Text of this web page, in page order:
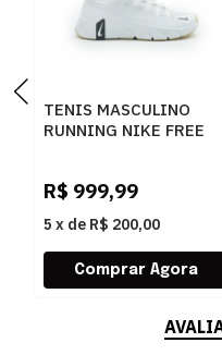
TENIS MASCULINO
RUNNING NIKE FREE
R$ 999,99
5 x de R$ 200,00